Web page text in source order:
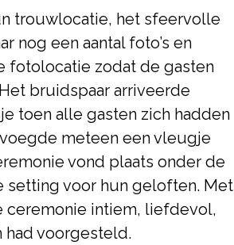
trouwlocatie, het sfeervolle
nog een aantal foto’s en
fotolocatie zodat de gasten
bruidspaar arriveerde
toen alle gasten zich hadden
meteen een vleugje
vond plaats onder de
setting voor hun geloften. Met
ceremonie intiem, liefdevol,
had voorgesteld.